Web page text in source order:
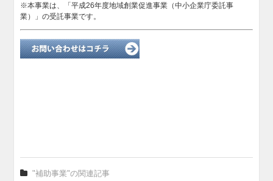
※本事業は、「平成26年度地域創業促進事業（中小企業庁委託事
業）」の受託事業です。
"補助事業"の関連記事